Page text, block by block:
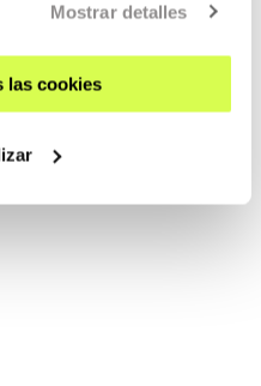
Mostrar detalles
las cookies